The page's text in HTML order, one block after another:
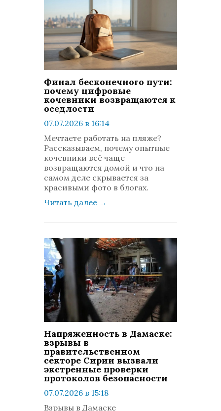
Финал бесконечного пути:
почему цифровые
кочевники возвращаются к
оседлости
07.07.2026 в 16:14
просмотров: 475
комментариев: 0
Мечтаете работать на пляже?
Рассказываем, почему опытные
кочевники всё чаще
возвращаются домой и что на
самом деле скрывается за
красивыми фото в блогах.
Читать далее →
Напряженность в Дамаске:
взрывы в
правительственном
секторе Сирии вызвали
экстренные проверки
протоколов безопасности
07.07.2026 в 15:18
просмотров: 495
Взрывы в Дамаске